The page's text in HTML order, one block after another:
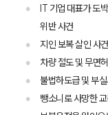
IT 기업 대표가 도
위반 사건
지인 보복 살인 사건
차량 절도 및 무면
불법하도급 및 부
뺑소니로 사망한